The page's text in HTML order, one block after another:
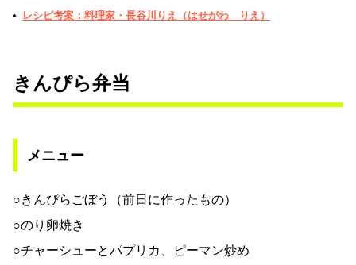
レシピ考案：料理家・長谷川りえ（はせがわ りえ）
きんぴら弁当
メニュー
○きんぴらごぼう（前日に作ったもの）
○のり卵焼き
○チャーシューとパプリカ、ピーマン炒め